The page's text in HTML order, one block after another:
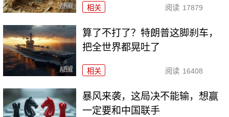
相关 阅读 17879
算了不打了？特朗普这脚刹车，
把全世界都晃吐了
相关 阅读 16408
暴风来袭，这局决不能输，想赢
一定要和中国联手